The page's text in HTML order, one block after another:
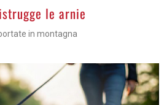
le arnie
in montagna